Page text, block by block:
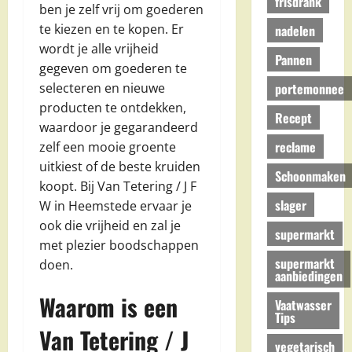
ben je zelf vrij om goederen
te kiezen en te kopen. Er
wordt je alle vrijheid
gegeven om goederen te
selecteren en nieuwe
producten te ontdekken,
waardoor je gegarandeerd
zelf een mooie groente
uitkiest of de beste kruiden
koopt. Bij Van Tetering / J F
W in Heemstede ervaar je
ook die vrijheid en zal je
met plezier boodschappen
doen.
Waarom is een
Van Tetering / J
nadelen
Pannen
portemonnee
Recept
reclame
Schoonmaken
slager
supermarkt
supermarkt
aanbiedingen
Vaatwasser
Tips
vegetarisch